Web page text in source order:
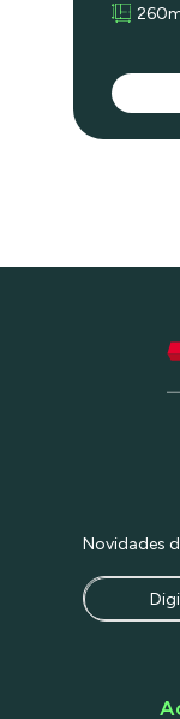
terraço
toda a
pode
Novidades